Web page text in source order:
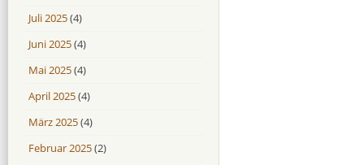
Juli 2025(4)
Juni 2025(4)
Mai 2025(4)
April 2025(4)
März 2025(4)
Februar 2025(2)